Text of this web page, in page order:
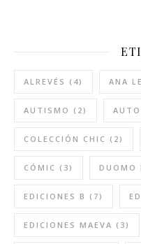
ALREVÉS (4) ANA
AUTISMO (2)
COLECCIÓN CHIC (2)
CÓMIC (3) DUOMO
EDICIONES B (7)
EDICIONES MAEVA (3)